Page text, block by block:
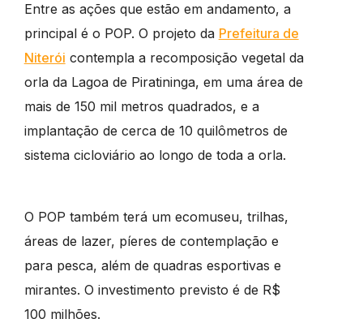
Entre as ações que estão em andamento, a
principal é o POP. O projeto da Prefeitura de
Niterói contempla a recomposição vegetal da
orla da Lagoa de Piratininga, em uma área de
mais de 150 mil metros quadrados, e a
implantação de cerca de 10 quilômetros de
sistema cicloviário ao longo de toda a orla.
O POP também terá um ecomuseu, trilhas,
áreas de lazer, píeres de contemplação e
para pesca, além de quadras esportivas e
mirantes. O investimento previsto é de R$
100 milhões.